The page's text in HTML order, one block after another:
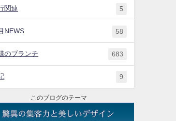
関連 5
NEWS 58
のブランチ 683
9
このブログのテーマ